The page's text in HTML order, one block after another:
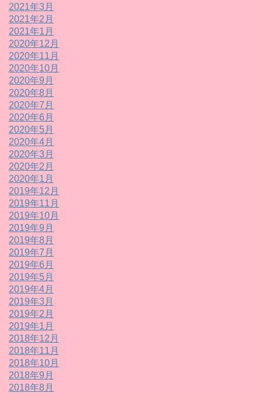
2021年3月
2021年2月
2021年1月
2020年12月
2020年11月
2020年10月
2020年9月
2020年8月
2020年7月
2020年6月
2020年5月
2020年4月
2020年3月
2020年2月
2020年1月
2019年12月
2019年11月
2019年10月
2019年9月
2019年8月
2019年7月
2019年6月
2019年5月
2019年4月
2019年3月
2019年2月
2019年1月
2018年12月
2018年11月
2018年10月
2018年9月
2018年8月